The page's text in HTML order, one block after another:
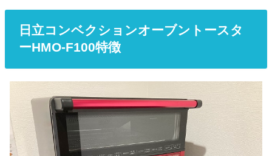
日立コンベクションオーブントースタ
ーHMO-F100特徴